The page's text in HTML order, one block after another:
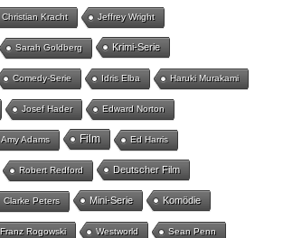
Christian Kracht Jeffrey Wright
Sarah Goldberg Krimi-Serie
Comedy-Serie Idris Elba Haruki Murakami
Josef Hader Edward Norton
Amy Adams Film Ed Harris
Robert Redford Deutscher Film
Clarke Peters Mini-Serie Komödie
Franz Rogowski Westworld Sean Penn